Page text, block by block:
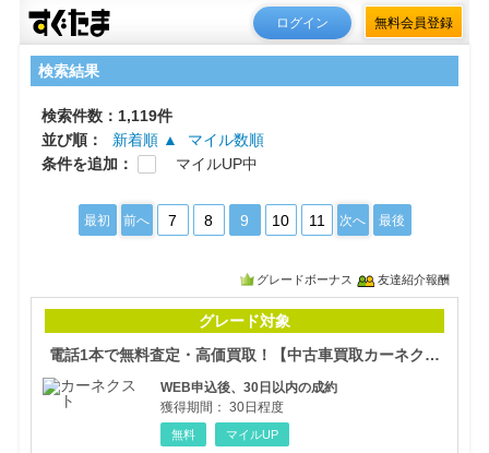
ログイン 無料会員登録
検索結果
検索件数：1,119件
並び順：
新着順 ▲
マイル数順
条件を追加：
マイルUP中
最初 前へ 7 8 9 10 11 次へ 最後
グレードボーナス 友達紹介報酬
グレード対象
電話1本で無料査定・高価買取！【中古車買取カーネクスト】
WEB申込後、30日以内の成約
獲得期間： 30日程度
無料 マイルUP